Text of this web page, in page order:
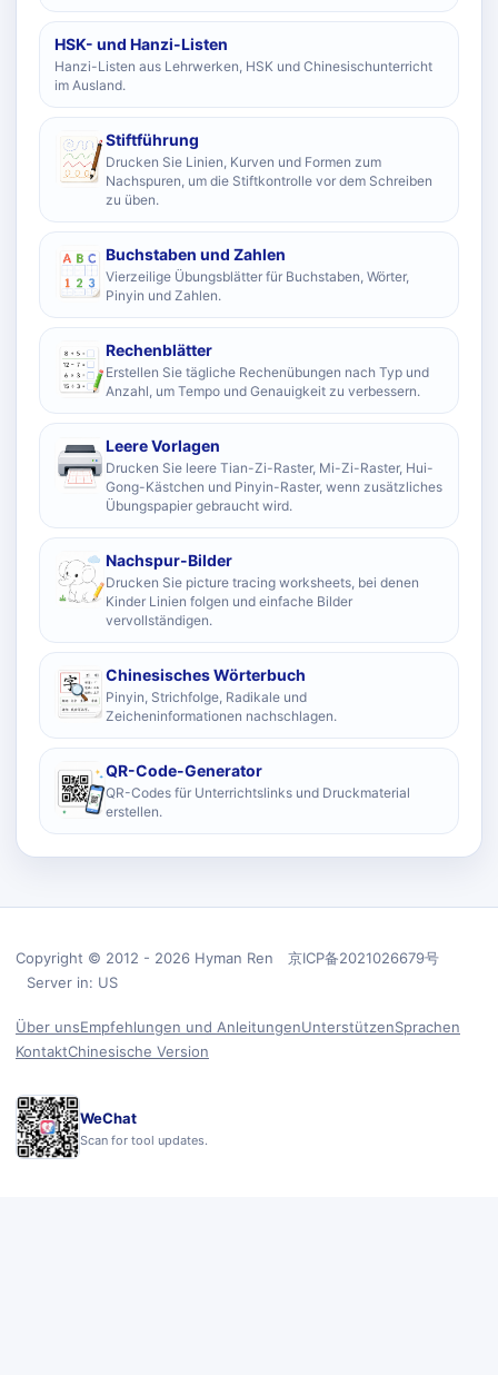
HSK- und Hanzi-Listen
Hanzi-Listen aus Lehrwerken, HSK und Chinesischunterricht
im Ausland.
Stiftführung
Drucken Sie Linien, Kurven und Formen zum
Nachspuren, um die Stiftkontrolle vor dem Schreiben
zu üben.
Buchstaben und Zahlen
Vierzeilige Übungsblätter für Buchstaben, Wörter,
Pinyin und Zahlen.
Rechenblätter
Erstellen Sie tägliche Rechenübungen nach Typ und
Anzahl, um Tempo und Genauigkeit zu verbessern.
Leere Vorlagen
Drucken Sie leere Tian-Zi-Raster, Mi-Zi-Raster, Hui-
Gong-Kästchen und Pinyin-Raster, wenn zusätzliches
Übungspapier gebraucht wird.
Nachspur-Bilder
Drucken Sie picture tracing worksheets, bei denen
Kinder Linien folgen und einfache Bilder
vervollständigen.
Chinesisches Wörterbuch
Pinyin, Strichfolge, Radikale und
Zeicheninformationen nachschlagen.
QR-Code-Generator
QR-Codes für Unterrichtslinks und Druckmaterial
erstellen.
Copyright © 2012 - 2026 Hyman Ren 京ICP备2021026679号
Server in: US
Über unsEmpfehlungen und AnleitungenUnterstützenSprachen
KontaktChinesische Version
WeChat
Scan for tool updates.